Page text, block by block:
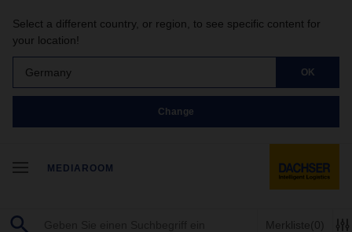
Select a different country, or region, to see specific content for
your location!
Germany OK
Change
MEDIAROOM
Merkliste(0)